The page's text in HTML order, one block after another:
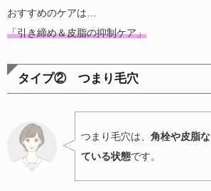
おすすめのケアは…
「引き締め＆皮脂の抑制ケア」
タイプ② つまり毛穴
つまり毛穴は、 角栓や皮脂
ている状態です。